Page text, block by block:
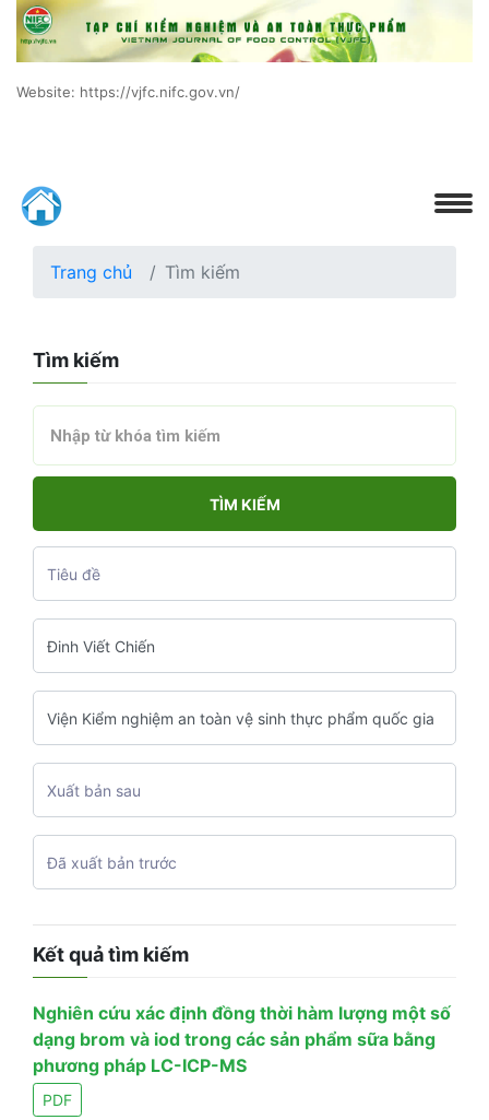
Website: https://vjfc.nifc.gov.vn/
Trang chủ Tìm kiếm
Tìm kiếm
TÌM KIẾM
Kết quả tìm kiếm
Nghiên cứu xác định đồng thời hàm lượng một số
dạng brom và iod trong các sản phẩm sữa bằng
phương pháp LC-ICP-MS
PDF